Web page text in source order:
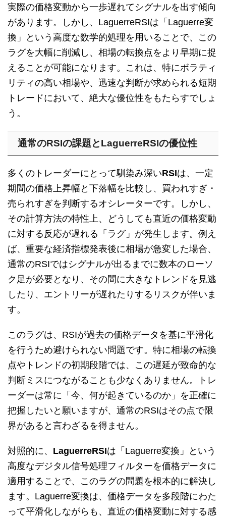
実際の価格変動から一歩遅れてシグナルを出す傾向
があります。しかし、LaguerreRSIは「Laguerre変
換」という高度な数学的処理を用いることで、この
ラグを大幅に削減し、相場の転換点をより早期に捉
えることが可能になります。これは、特にボラティ
リティの高い相場や、迅速な判断が求められる短期
トレードにおいて、絶大な優位性をもたらすでしょ
う。
通常のRSIの課題とLaguerreRSIの優位性
多くのトレーダーにとって馴染み深いRSIは、一定
期間の価格上昇幅と下落幅を比較し、買われすぎ・
売られすぎを判断するオシレーターです。しかし、
その計算方法の特性上、どうしても直近の価格変動
に対する反応が遅れる「ラグ」が発生します。例え
ば、重要な経済指標発表後に相場が急変した場合、
通常のRSIではシグナルが出るまでに数本のローソ
ク足が必要となり、その間に大きなトレンドを見逃
したり、エントリーが遅れたりするリスクが伴いま
す。
このラグは、RSIが過去の価格データを基に平滑化
を行うため避けられない問題です。特に相場の転換
点やトレンドの初期段階では、この遅延が致命的な
判断ミスにつながることも少なくありません。トレ
ーダーは常に「今、何が起きているのか」を正確に
把握したいと願いますが、通常のRSIはその点で限
界があると言わざるを得ません。
対照的に、 LaguerreRSIは「Laguerre変換」という
高度なデジタル信号処理フィルターを価格データに
適用することで、このラグの問題を根本的に解決し
ます。Laguerre変換は、価格データを多段階にわた
って平滑化しながらも、直近の価格変動に対する感